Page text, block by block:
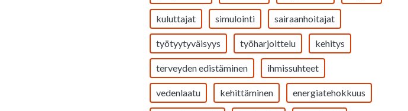
kuluttajat simulointi sairaanhoitajat
työtyytyväisyys työharjoittelu kehitys
terveyden edistäminen ihmissuhteet
vedenlaatu kehittäminen energiatehokkuus